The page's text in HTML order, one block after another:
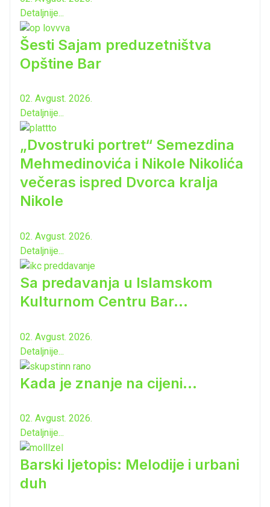
Detaljnije...
Šesti Sajam preduzetništva
Opštine Bar
02. Avgust. 2026.
Detaljnije...
„Dvostruki portret“ Semezdina
Mehmedinovića i Nikole Nikolića
večeras ispred Dvorca kralja
Nikole
02. Avgust. 2026.
Detaljnije...
Sa predavanja u Islamskom
Kulturnom Centru Bar...
02. Avgust. 2026.
Detaljnije...
Kada je znanje na cijeni...
02. Avgust. 2026.
Detaljnije...
Barski ljetopis: Melodije i urbani
duh